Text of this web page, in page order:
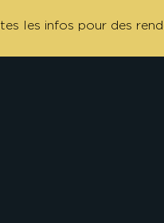
les infos pour des